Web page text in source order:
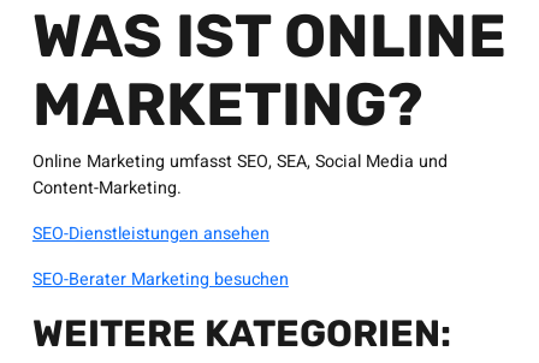
WAS IST ONLINE
MARKETING?
Online Marketing umfasst SEO, SEA, Social Media und
Content-Marketing.
SEO-Dienstleistungen ansehen
SEO-Berater Marketing besuchen
WEITERE KATEGORIEN: